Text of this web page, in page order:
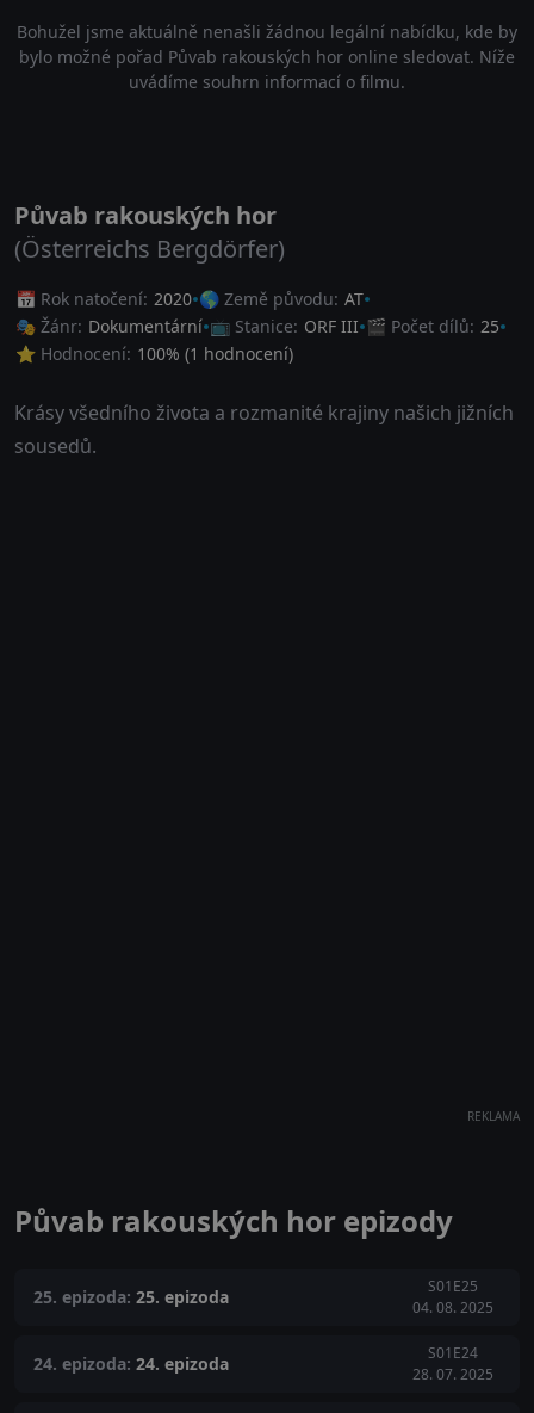
Bohužel jsme aktuálně nenašli žádnou legální nabídku, kde by
bylo možné pořad Půvab rakouských hor online sledovat. Níže
uvádíme souhrn informací o filmu.
Půvab rakouských hor
(Österreichs Bergdörfer)
📅 Rok natočení: 2020 🌎 Země původu: AT
🎭 Žánr: Dokumentární 📺 Stanice: ORF III 🎬 Počet dílů: 25
⭐ Hodnocení: 100% (1 hodnocení)
Krásy všedního života a rozmanité krajiny našich jižních
sousedů.
REKLAMA
Půvab rakouských hor epizody
25. epizoda: 25. epizoda
S01E25
04. 08. 2025
24. epizoda: 24. epizoda
S01E24
28. 07. 2025